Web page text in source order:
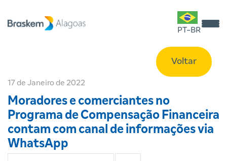
PT-BR
Voltar
17 de Janeiro de 2022
Moradores e comerciantes no
Programa de Compensação Financeira
contam com canal de informações via
WhatsApp